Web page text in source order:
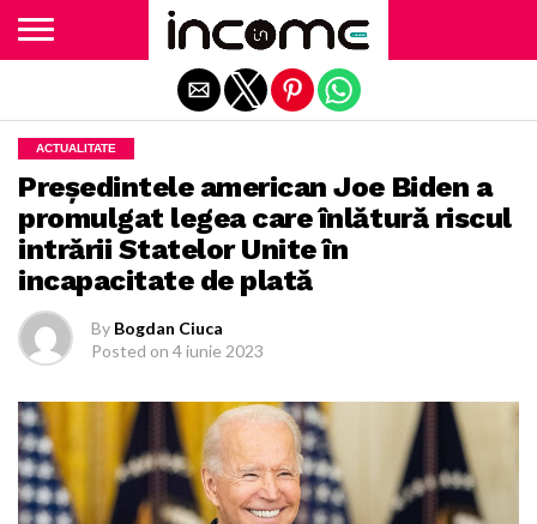
ACTUALITATE
Președintele american Joe Biden a
promulgat legea care înlătură riscul
intrării Statelor Unite în
incapacitate de plată
By Bogdan Ciuca
Posted on 4 iunie 2023
Exit mobile version